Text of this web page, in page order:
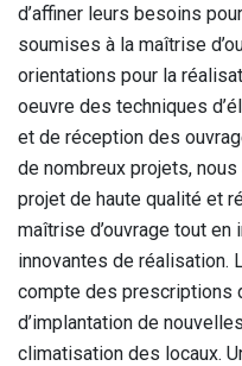
d’affiner leurs besoins
soumises à la maîtrise
orientations pour la
oeuvre des techniques
et de réception des
de nombreux projets,
projet de haute qualité et
maîtrise d’ouvrage tout
innovantes de réalisation.
compte des prescriptions
d’implantation de
climatisation des locaux.